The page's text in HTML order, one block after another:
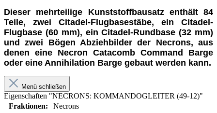
Dieser mehrteilige Kunststoffbausatz enthält 84
Teile, zwei Citadel-Flugbasestäbe, ein Citadel-
Flugbase (60 mm), ein Citadel-Rundbase (32 mm)
und zwei Bögen Abziehbilder der Necrons, aus
denen eine Necron Catacomb Command Barge
oder eine Annihilation Barge gebaut werden kann.
Menü schließen
Eigenschaften "NECRONS: KOMMANDOGLEITER (49-12)"
Fraktionen:
Necrons